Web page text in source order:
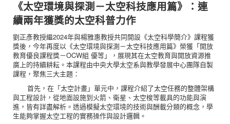
《太空環境與探測－太空科技應用篇》：連
續兩年獲獎的太空科普力作
劉正彥教授繼2024年與楊雅惠教授共同開設《太空科學簡介》課程獲
獎後，今年再度以《太空環境與探測－太空科技應用篇》榮獲「開放
教育優良課程獎－OCW組 優等」，展現其在太空教育與開放資源推
廣上的持續耕耘。本課程由中央大學太空系與教學發展中心團隊自製
課程，聚焦三大主題：
首先，在「太空計畫」單元中，課程介紹了太空任務的整體架構
與工程設計，從地面設施到火箭、衛星、太空梭等載具的功能與演
進，皆有詳盡解析。透過模擬太空環境的技術與酬載分類的概念，學
生能夠掌握太空工程的實務操作與設計邏輯。